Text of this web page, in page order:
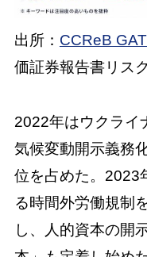
出所： CCReB
価証券報告書リス
2022年はウクライ
気候変動開示義務
位を占めた。2023
る時間外労働規制
し、人的資本の開